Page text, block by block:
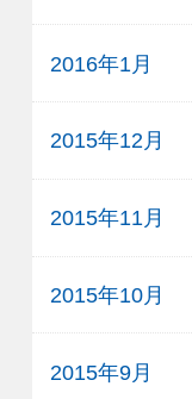
2016年1月
2015年12月
2015年11月
2015年10月
2015年9月